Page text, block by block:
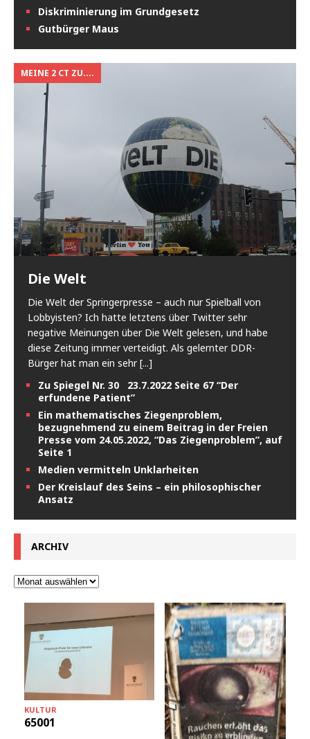
Diskriminierung im Grundgesetz
Gutbürger Maus
MEINE 2 CT ZU....
Die Welt
Die Welt der Springerpresse – auch nur Spielball von
Lobbyisten? Ich hatte letztens über Twitter sehr
negative Meinungen über Die Welt gelesen, und habe
diese Zeitung immer verteidigt. Als gelernter DDR-
Bürger hat man ein sehr[...]
Zu Spiegel Nr. 30 23.7.2022 Seite 67 “Der
erfundene Patient”
Ein mathematisches Ziegenproblem,
bezugnehmend zu einem Beitrag in der Freien
Presse vom 24.05.2022, “Das Ziegenproblem”, auf
Seite 1
Medien vermitteln Unklarheiten
Der Kreislauf des Seins – ein philosophischer
Ansatz
ARCHIV
KULTUR
65001